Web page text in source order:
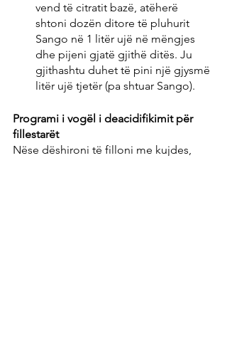
vend të citratit bazë, atëherë
shtoni dozën ditore të pluhurit
Sango në 1 litër ujë në mëngjes
dhe pijeni gjatë gjithë ditës. Ju
gjithashtu duhet të pini një gjysmë
litër ujë tjetër (pa shtuar Sango).
Programi i vogël i deacidifikimit për
fillestarët
Nëse dëshironi të filloni me kujdes,